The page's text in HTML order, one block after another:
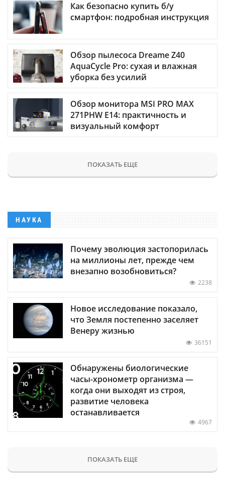
Как безопасно купить б/у
смартфон: подробная инструкция
Обзор пылесоса Dreame Z40
AquaCycle Pro: сухая и влажная
уборка без усилий
Обзор монитора MSI PRO MAX
271PHW E14: практичность и
визуальный комфорт
ПОКАЗАТЬ ЕЩЕ
НАУКА
Почему эволюция застопорилась
на миллионы лет, прежде чем
внезапно возобновиться?
2238
Новое исследование показало,
что Земля постепенно заселяет
Венеру жизнью
36151
Обнаружены биологические
часы-хронометр организма —
когда они выходят из строя,
развитие человека
останавливается
4967
ПОКАЗАТЬ ЕЩЕ